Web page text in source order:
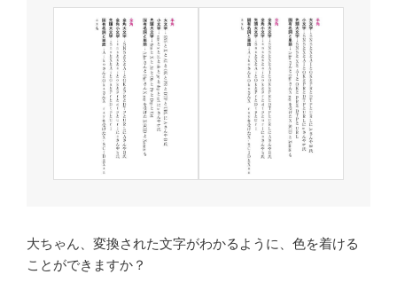
大ちゃん、変換された文字がわかるように、色を着ける
ことができますか？